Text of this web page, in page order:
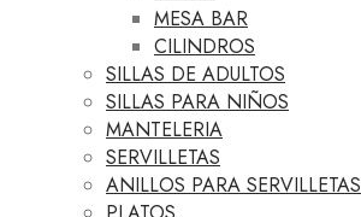
MESA BAR
CILINDROS
SILLAS DE ADULTOS
SILLAS PARA NIÑOS
MANTELERIA
SERVILLETAS
ANILLOS PARA SERVILLETAS